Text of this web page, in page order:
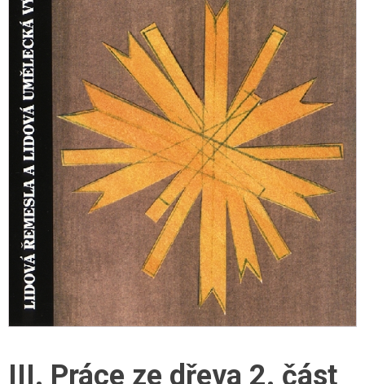
III. Práce ze dřeva 2. část